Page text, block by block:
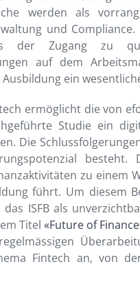
werden als
und
der Zugang zu
auf dem
ein
ermöglicht die von
Studie ein
Die
zu einem
führt. Um diesem
das ISFB als
Titel«Future of
Fintech an, von